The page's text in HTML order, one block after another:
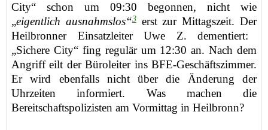
City“ schon um 09:30 begonnen, nicht wie
„eigentlich ausnahmslos“3 erstzur Mittagszeit.Der
Heilbronner Einsatzleiter Uwe Z.dementiert:
„Sichere City“ fing regulär um 12:30 an.Nach dem
Angriff eilt der Büroleiter insBFE-Geschäftszimmer.
Er wird ebenfalls nicht über die Änderung der
Uhrzeiten informiert. Was machen die
Bereitschaftspolizisten am Vormittag in Heilbronn?